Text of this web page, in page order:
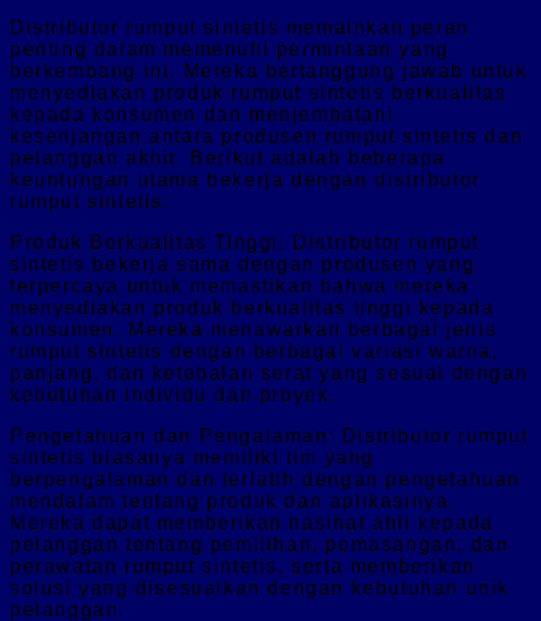
Distributor rumput sintetis memainkan peran
penting dalam memenuhi permintaan yang
berkembang ini. Mereka bertanggung jawab untuk
menyediakan produk rumput sintetis berkualitas
kepada konsumen dan menjembatani
kesenjangan antara produsen rumput sintetis dan
pelanggan akhir. Berikut adalah beberapa
keuntungan utama bekerja dengan distributor
rumput sintetis:
Produk Berkualitas Tinggi: Distributor rumput
sintetis bekerja sama dengan produsen yang
terpercaya untuk memastikan bahwa mereka
menyediakan produk berkualitas tinggi kepada
konsumen. Mereka menawarkan berbagai jenis
rumput sintetis dengan berbagai variasi warna,
panjang, dan ketebalan serat yang sesuai dengan
kebutuhan individu dan proyek.
Pengetahuan dan Pengalaman: Distributor rumput
sintetis biasanya memiliki tim yang
berpengalaman dan terlatih dengan pengetahuan
mendalam tentang produk dan aplikasinya.
Mereka dapat memberikan nasihat ahli kepada
pelanggan tentang pemilihan, pemasangan, dan
perawatan rumput sintetis, serta memberikan
solusi yang disesuaikan dengan kebutuhan unik
pelanggan.